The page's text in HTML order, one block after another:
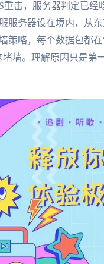
重击，服务器判定已
服务器设在境内，从
策略，每个数据包都
墙。理解原因只是